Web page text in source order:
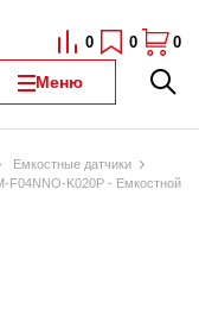
Меню
0 0 0
Емкостные датчики
F04NNO-K020P - Емкостной